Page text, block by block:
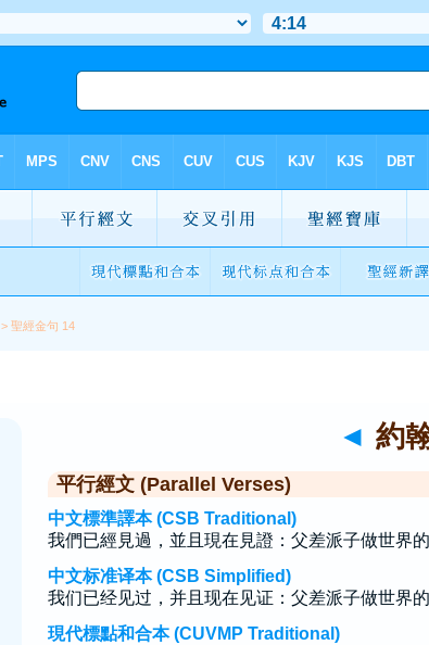
> 聖經金句 14
◄ 約
平行經文 (Parallel Verses)
中文標準譯本 (CSB Traditional)
我們已經見過，並且現在見證：父差派子做世界的
中文标准译本 (CSB Simplified)
我们已经见过，并且现在见证：父差派子做世界的
現代標點和合本 (CUVMP Traditional)